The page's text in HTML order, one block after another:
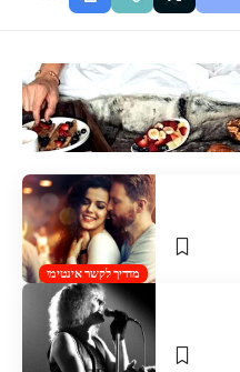
מדריך לקשר אינטימי